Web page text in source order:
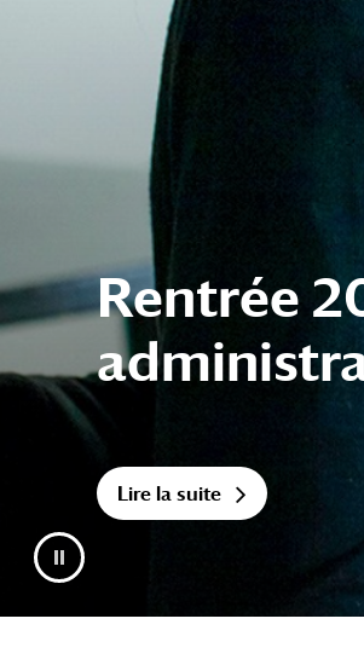
UPCité
Lire la suite
Mettre le diaporama en pause